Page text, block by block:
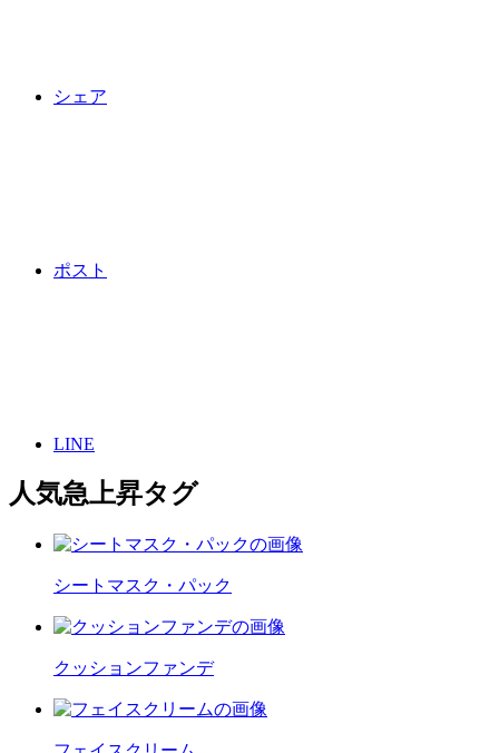
シェア
ポスト
LINE
人気急上昇タグ
シートマスク・パック
クッションファンデ